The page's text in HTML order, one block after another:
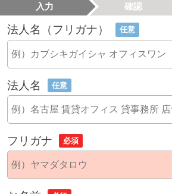
入力 確認
法人名（フリガナ） 任意
法人名 任意
フリガナ 必須